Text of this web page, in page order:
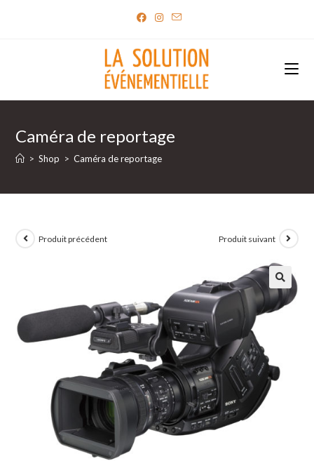
Caméra de reportage
> Shop > Caméra de reportage
Produit précédent Produit suivant